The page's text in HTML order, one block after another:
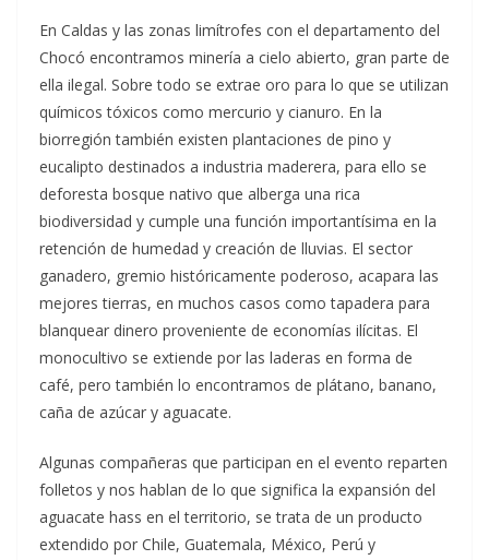
En Caldas y las zonas limítrofes con el departamento del
Chocó encontramos minería a cielo abierto, gran parte de
ella ilegal. Sobre todo se extrae oro para lo que se utilizan
químicos tóxicos como mercurio y cianuro. En la
biorregión también existen plantaciones de pino y
eucalipto destinados a industria maderera, para ello se
deforesta bosque nativo que alberga una rica
biodiversidad y cumple una función importantísima en la
retención de humedad y creación de lluvias. El sector
ganadero, gremio históricamente poderoso, acapara las
mejores tierras, en muchos casos como tapadera para
blanquear dinero proveniente de economías ilícitas. El
monocultivo se extiende por las laderas en forma de
café, pero también lo encontramos de plátano, banano,
caña de azúcar y aguacate.
Algunas compañeras que participan en el evento reparten
folletos y nos hablan de lo que significa la expansión del
aguacate hass en el territorio, se trata de un producto
extendido por Chile, Guatemala, México, Perú y